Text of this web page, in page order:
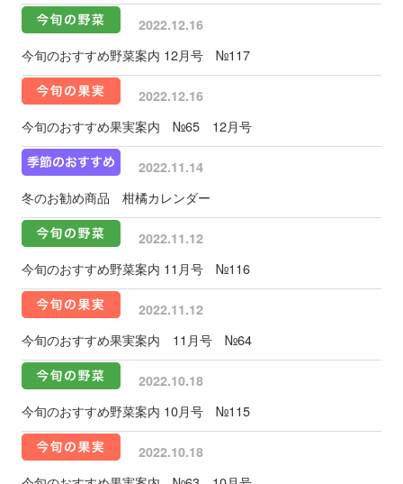
2022.12.16
今旬のおすすめ野菜案内 12月号 №117
2022.12.16
今旬のおすすめ果実案内 №65 12月号
2022.11.14
冬のお勧め商品 柑橘カレンダー
2022.11.12
今旬のおすすめ野菜案内 11月号 №116
2022.11.12
今旬のおすすめ果実案内 11月号 №64
2022.10.18
今旬のおすすめ野菜案内 10月号 №115
2022.10.18